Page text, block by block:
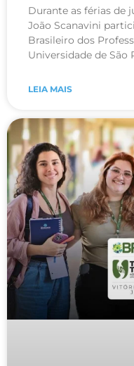
Durante as férias de
João Scanavini
Brasileiro dos
Universidade de São
LEIA MAIS